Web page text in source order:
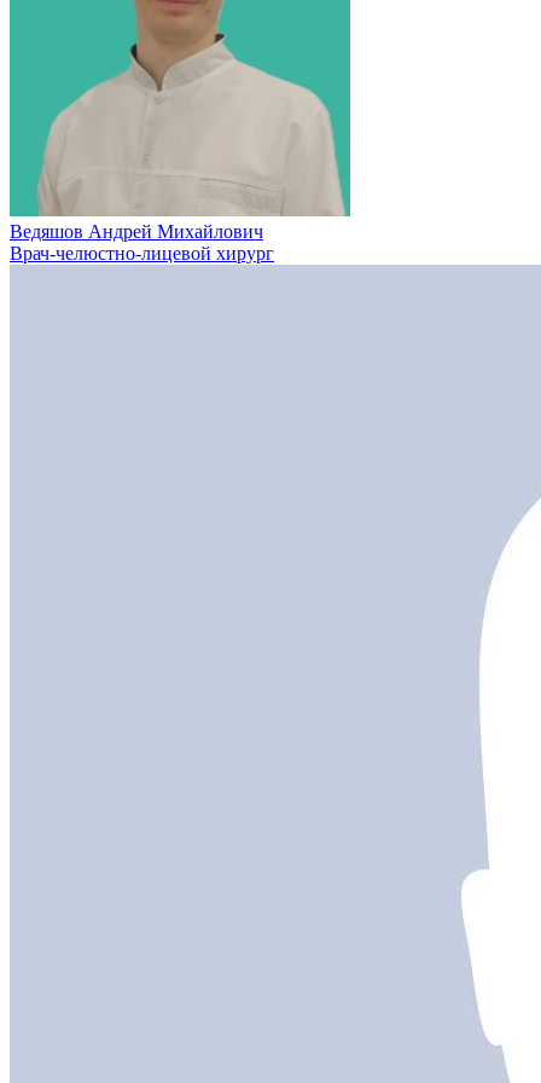
Ведяшов Андрей Михайлович
Врач-челюстно-лицевой хирург